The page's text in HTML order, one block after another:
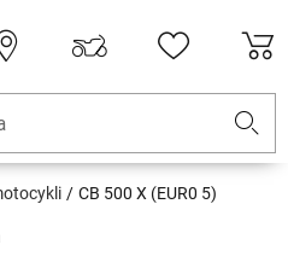
CB 500 X (EUR0 5)